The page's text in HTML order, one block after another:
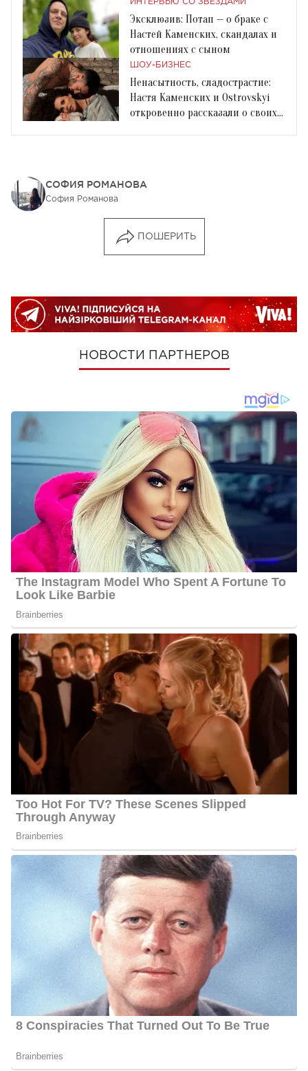
ИНТЕРВЬЮ СО ЗВЕЗДАМИ
Эксклюзив: Потап — о браке с
Настей Каменских, скандалах и
отношениях с сыном
ШОУ-БИЗНЕС
Ненасытность, сладострастие:
Настя Каменских и Ostrovskyi
откровенно рассказали о своих
СОФИЯ РОМАНОВА
София Романова
ПОШЕРИТЬ
НОВОСТИ ПАРТНЕРОВ